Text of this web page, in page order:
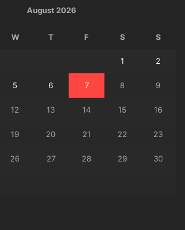
August 2026
W T F S S
1 2
5 6 7 8 9
12 13 14 15 16
19 20 21 22 23
26 27 28 29 30